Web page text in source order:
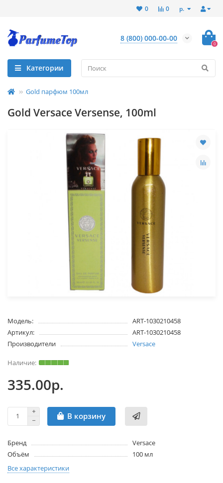
р.
0
0
8 (800) 000-00-00
0
Категории
Gold парфюм 100мл
Gold Versace Versense, 100ml
Модель:
ART-1030210458
Артикул:
ART-1030210458
Производители
Versace
335.00р.
В корзину
Бренд
Versace
Объём
100 мл
Все характеристики